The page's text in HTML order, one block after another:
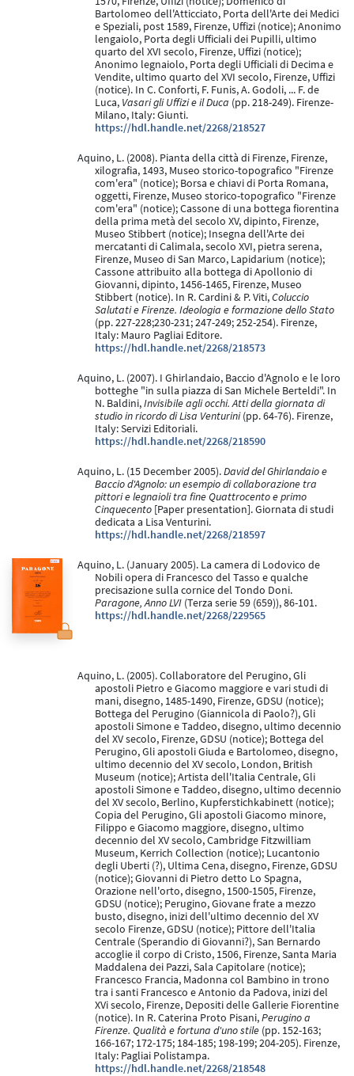
Bartolomeo dell'Atticciato, Porta dell'Arte dei Medici
e Speziali, post 1589, Firenze, Uffizi (notice); Anonimo
lengaiolo, Porta degli Ufficiali dei Pupilli, ultimo
quarto del XVI secolo, Firenze, Uffizi (notice);
Anonimo legnaiolo, Porta degli Ufficiali di Decima e
Vendite, ultimo quarto del XVI secolo, Firenze, Uffizi
(notice). In C. Conforti, F. Funis, A. Godoli, ... F. de
Luca, Vasari gli Uffizi e il Duca (pp. 218-249). Firenze-
Milano, Italy: Giunti.
https://hdl.handle.net/2268/218527
Aquino, L. (2008). Pianta della città di Firenze, Firenze,
xilografia, 1493, Museo storico-topografico "Firenze
com'era" (notice); Borsa e chiavi di Porta Romana,
oggetti, Firenze, Museo storico-topografico "Firenze
com'era" (notice); Cassone di una bottega fiorentina
della prima metà del secolo XV, dipinto, Firenze,
Museo Stibbert (notice); Insegna dell'Arte dei
mercatanti di Calimala, secolo XVI, pietra serena,
Firenze, Museo di San Marco, Lapidarium (notice);
Cassone attribuito alla bottega di Apollonio di
Giovanni, dipinto, 1456-1465, Firenze, Museo
Stibbert (notice). In R. Cardini & P. Viti,Coluccio
Salutati e Firenze. Ideologia e formazione dello Stato
(pp. 227-228;230-231; 247-249; 252-254). Firenze,
Italy: Mauro Pagliai Editore.
https://hdl.handle.net/2268/218573
Aquino, L. (2007). I Ghirlandaio, Baccio d'Agnolo e le loro
botteghe "in sulla piazza di San Michele Berteldi". In
N. Baldini,Invisibile agli occhi. Atti della giornata di
studio in ricordo di Lisa Venturini(pp. 64-76). Firenze,
Italy: Servizi Editoriali.
https://hdl.handle.net/2268/218590
Aquino, L. (15 December 2005).David del Ghirlandaio e
Baccio d'Agnolo: un esempio di collaborazione tra
pittori e legnaioli tra fine Quattrocento e primo
Cinquecento [Paper presentation]. Giornata di studi
dedicata a Lisa Venturini.
https://hdl.handle.net/2268/218597
Aquino, L. (January 2005). La camera di Lodovico de
Nobili opera di Francesco del Tasso e qualche
precisazione sulla cornice del Tondo Doni.
Paragone, Anno LVI (Terza serie 59 (659)), 86-101.
https://hdl.handle.net/2268/229565
Aquino, L. (2005). Collaboratore del Perugino, Gli
apostoli Pietro e Giacomo maggiore e vari studi di
mani, disegno, 1485-1490, Firenze, GDSU (notice);
Bottega del Perugino (Giannicola di Paolo?), Gli
apostoli Simone e Taddeo, disegno, ultimo decennio
del XV secolo, Firenze, GDSU (notice); Bottega del
Perugino, Gli apostoli Giuda e Bartolomeo, disegno,
ultimo decennio del XV secolo, London, British
Museum (notice); Artista dell'Italia Centrale, Gli
apostoli Simone e Taddeo, disegno, ultimo decennio
del XV secolo, Berlino, Kupferstichkabinett (notice);
Copia del Perugino, Gli apostoli Giacomo minore,
Filippo e Giacomo maggiore, disegno, ultimo
decennio del XV secolo, Cambridge Fitzwilliam
Museum, Kerrich Collection (notice); Lucantonio
degli Uberti (?), Ultima Cena, disegno, Firenze, GDSU
(notice); Giovanni di Pietro detto Lo Spagna,
Orazione nell'orto, disegno, 1500-1505, Firenze,
GDSU (notice); Perugino, Giovane frate a mezzo
busto, disegno, inizi dell'ultimo decennio del XV
secolo Firenze, GDSU (notice); Pittore dell'Italia
Centrale (Sperandio di Giovanni?), San Bernardo
accoglie il corpo di Cristo, 1506, Firenze, Santa Maria
Maddalena dei Pazzi, Sala Capitolare (notice);
Francesco Francia, Madonna col Bambino in trono
tra i santi Francesco e Antonio da Padova, inizi del
XVi secolo, Firenze, Depositi delle Gallerie Fiorentine
(notice). In R. Caterina Proto Pisani,Perugino a
Firenze. Qualità e fortuna d'uno stile (pp. 152-163;
166-167; 172-175; 184-185; 198-199; 204-205). Firenze,
Italy: Pagliai Polistampa.
https://hdl.handle.net/2268/218548